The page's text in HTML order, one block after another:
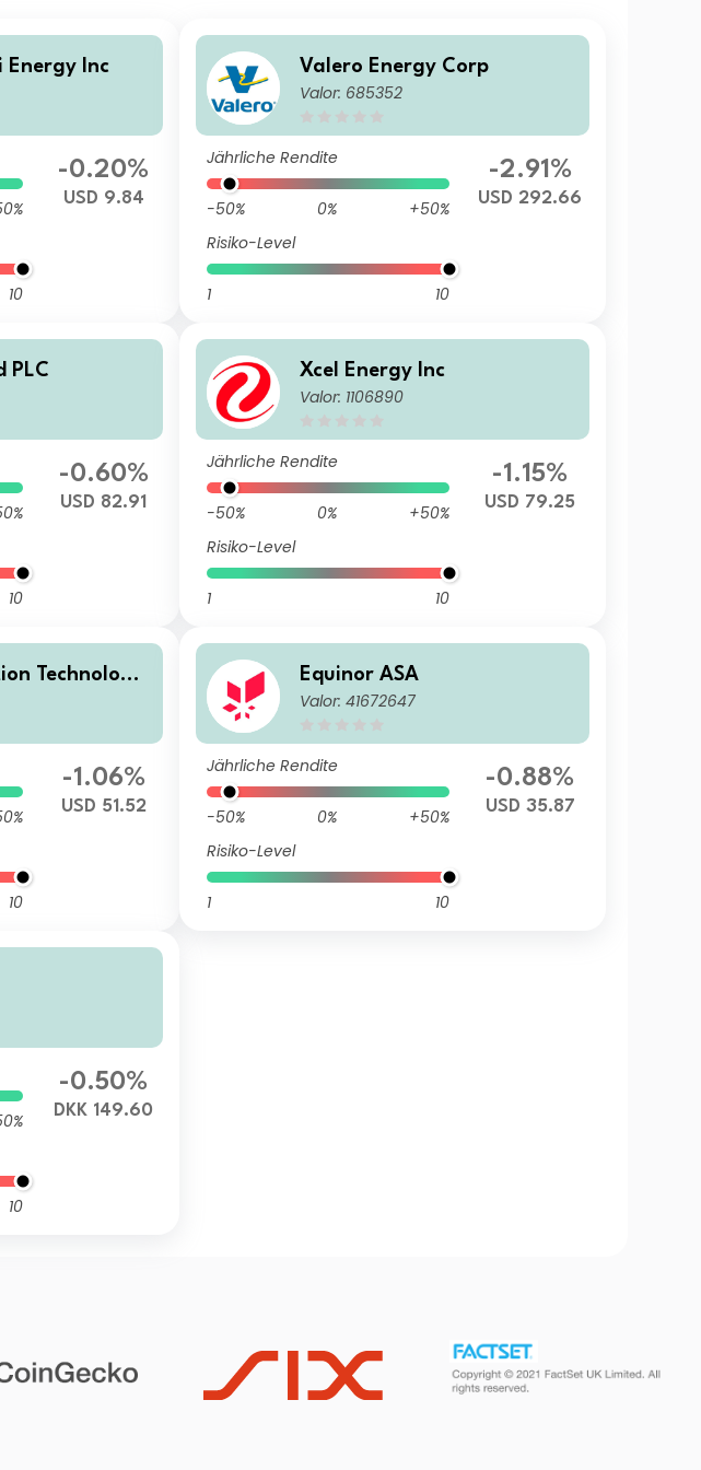
Energy Inc
10
-0.20%
USD 9.84
Valero Energy Corp
Valor: 685352
Jährliche Rendite
-50% 0%
+50%
Risiko-Level
1 10
-2.91%
USD 292.66
PLC
10
-0.60%
USD 82.91
Xcel Energy Inc
Valor: 1106890
Jährliche Rendite
-50% 0%
+50%
Risiko-Level
1 10
-1.15%
USD 79.25
Technologie
10
-1.06%
USD 51.52
Equinor ASA
Valor: 41672647
Jährliche Rendite
-50% 0%
+50%
Risiko-Level
1 10
-0.88%
USD 35.87
10
-0.50%
DKK 149.60